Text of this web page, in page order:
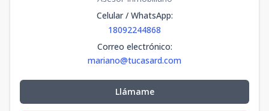
Celular / WhatsApp:
18092244868
Correo electrónico:
mariano@tucasard.com
Llámame